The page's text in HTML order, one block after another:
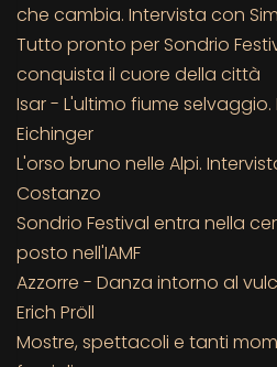
che cambia. Intervista con
Tutto pronto per Sondrio
conquista il cuore della città
Isar - L'ultimo fiume
Eichinger
L'orso bruno nelle Alpi.
Costanzo
Sondrio Festival entra nella
posto nell'IAMF
Azzorre - Danza intorno al
Erich Pröll
Mostre, spettacoli e tanti